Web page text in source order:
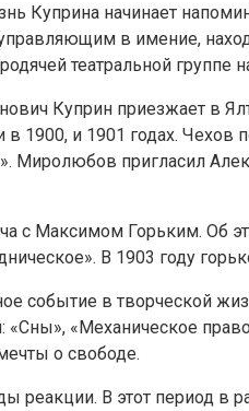
Куприна начинает
управляющим в имение,
театральной группе
Куприн приезжает в
в 1900, и 1901 годах.
Миролюбов пригласил
с Максимом Горьким. Об
В 1903 году
событие в творческой
«Сны», «Механическое
о свободе.
реакции. В этот период в